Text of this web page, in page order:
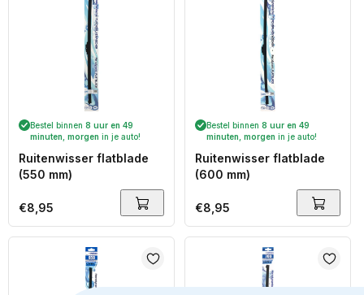
Bestel binnen 8 uur en 49
minuten morgen in je auto!
Ruitenwisser flatblade
(550 mm)
Normale
prijs
€8,95
Bestel binnen 8 uur en 49
minuten morgen in je auto!
Ruitenwisser flatblade
(600 mm)
Normale
prijs
€8,95